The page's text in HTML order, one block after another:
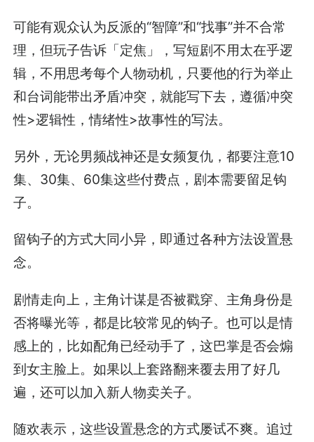
可能有观众认为反派的“智障”和“找事”并不合常
理，但玩子告诉「定焦」，写短剧不用太在乎逻
辑，不用思考每个人物动机，只要他的行为举止
和台词能带出矛盾冲突，就能写下去，遵循冲突
性>逻辑性，情绪性>故事性的写法。
另外，无论男频战神还是女频复仇，都要注意10
集、30集、60集这些付费点，剧本需要留足钩
子。
留钩子的方式大同小异，即通过各种方法设置悬
念。
剧情走向上，主角计谋是否被戳穿、主角身份是
否将曝光等，都是比较常见的钩子。也可以是情
感上的，比如配角已经动手了，这巴掌是否会煽
到女主脸上。如果以上套路翻来覆去用了好几
遍，还可以加入新人物卖关子。
随欢表示，这些设置悬念的方式屡试不爽。追过